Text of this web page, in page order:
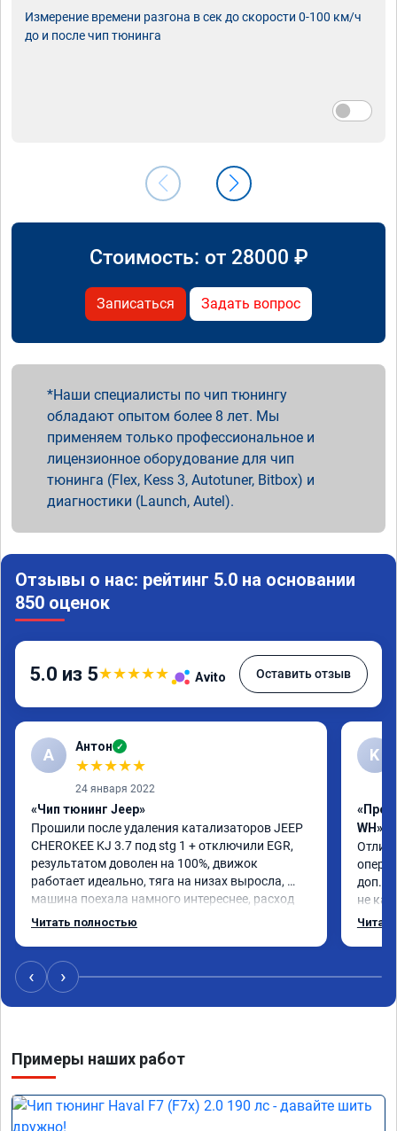
Измерение времени разгона в сек до скорости 0-100 км/ч
до и после чип тюнинга
Стоимость: от 28000 ₽
Записаться Задать вопрос
Наши специалисты по чип тюнингу
обладают опытом более 8 лет. Мы
применяем только профессиональное и
лицензионное оборудование для чип
тюнинга (Flex, Kess 3, Autotuner, Bitbox) и
диагностики (Launch, Autel).
Отзывы о нас: рейтинг 5.0 на основании
850 оценок
5.0 из 5★★★★★ Avito Оставить отзыв
А Антон ✓
★★★★★
24 января 2022
«Чип тюнинг Jeep»
Прошили после удаления катализаторов JEEP
CHEROKEE KJ 3.7 под stg 1 + отключили EGR,
результатом доволен на 100%, движок
работает идеально, тяга на низах выросла,
машина поехала намного интереснее, расход
топлива радует. Делал мастер Даниил, ему
Читать полностью
K
WH»
не
‹ ›
Примеры наших работ